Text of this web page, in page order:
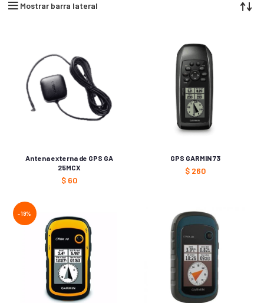
Mostrar barra lateral
Antena externa de GPS GA
25MCX
$60
GPS GARMIN 73
$260
-19%